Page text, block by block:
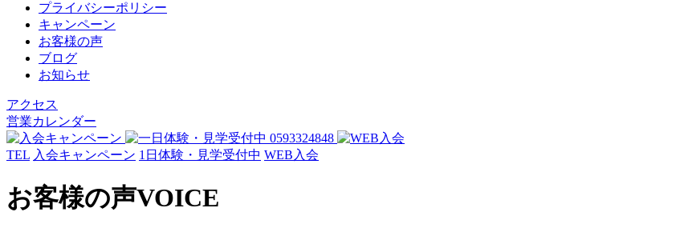
プライバシーポリシー
キャンペーン
お客様の声
ブログ
お知らせ
アクセス
営業カレンダー
TEL 入会キャンペーン 1日体験・見学受付中 WEB入会
お客様の声VOICE